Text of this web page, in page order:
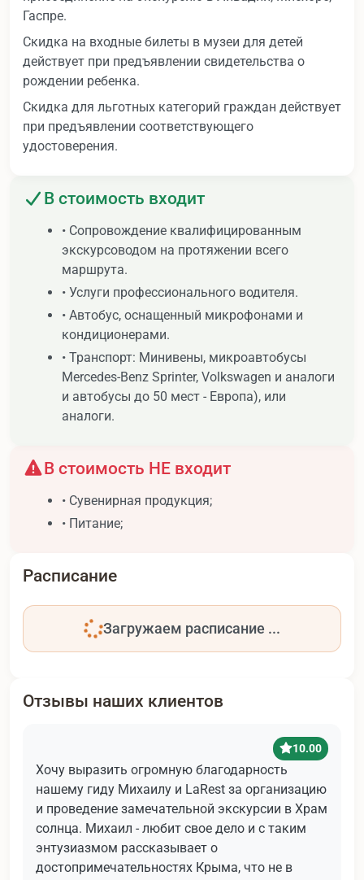
Гаспре.
Скидка на входные билеты в музеи для детей
действует при предъявлении свидетельства о
рождении ребенка.
Скидка для льготных категорий граждан действует
при предъявлении соответствующего
удостоверения.
В стоимость входит
• Сопровождение квалифицированным
экскурсоводом на протяжении всего
маршрута.
• Услуги профессионального водителя.
• Автобус, оснащенный микрофонами и
кондиционерами.
• Транспорт: Минивены, микроавтобусы
Mercedes-Benz Sprinter, Volkswagen и аналоги
и автобусы до 50 мест - Европа), или
аналоги.
В стоимость НЕ входит
• Сувенирная продукция;
• Питание;
Расписание
Загружаем расписание ...
Отзывы наших клиентов
10.00
Хочу выразить огромную благодарность
нашему гиду Михаилу и LaRest за организацию
и проведение замечательной экскурсии в Храм
солнца. Михаил - любит свое дело и с таким
энтузиазмом рассказывает о
достопримечательностях Крыма, что не в